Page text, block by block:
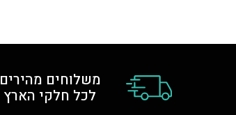
משלוחים מהירים
לכל חלקי הארץ